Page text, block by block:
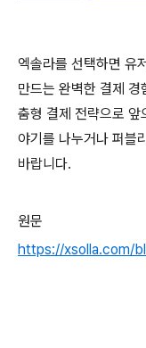
엑솔라를 선택하면 유
만드는 완벽한 결제
춤형 결제 전략으로 앞
야기를 나누거나 퍼블
바랍니다.
원문
https://xsolla.com/